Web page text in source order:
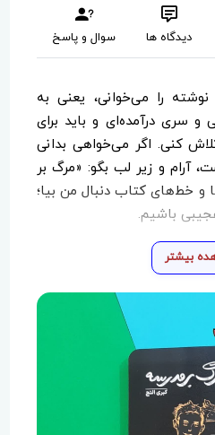
دیدگاه ها سوال و پاسخ
را می‌خوانی، یعنی به
سری درآمده‌ای و باید برای
کنی. اگر می‌خواهی بدانی
آرام و زیر لب بگو: «مرگ بر
و خط‌های کتاب دنبال من بیا؛
باشیم.
بیشتر